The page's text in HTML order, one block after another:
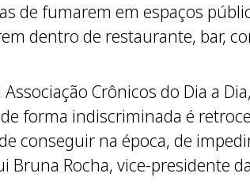
de fumarem em espaços
dentro de restaurante, bar,
Associação Crônicos do Dia a
forma indiscriminada é
conseguir na época, de
Bruna Rocha, vice-presidente